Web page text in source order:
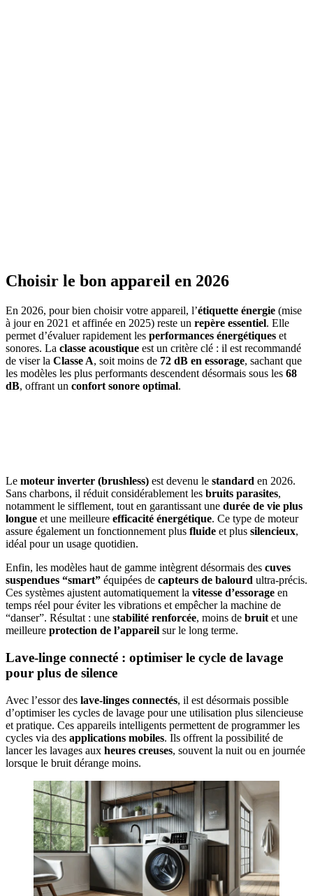
Choisir le bon appareil en 2026
En 2026, pour bien choisir votre appareil, l’étiquette énergie (mise
à jour en 2021 et affinée en 2025) reste un repère essentiel. Elle
permet d’évaluer rapidement les performances énergétiques et
sonores. La classe acoustique est un critère clé : il est recommandé
de viser la Classe A, soit moins de 72 dB en essorage, sachant que
les modèles les plus performants descendent désormais sous les 68
dB, offrant un confort sonore optimal.
Le moteur inverter (brushless) est devenu le standard en 2026.
Sans charbons, il réduit considérablement les bruits parasites,
notamment le sifflement, tout en garantissant une durée de vie plus
longue et une meilleure efficacité énergétique. Ce type de moteur
assure également un fonctionnement plus fluide et plus silencieux,
idéal pour un usage quotidien.
Enfin, les modèles haut de gamme intègrent désormais des cuves
suspendues “smart” équipées de capteurs de balourd ultra-précis.
Ces systèmes ajustent automatiquement la vitesse d’essorage en
temps réel pour éviter les vibrations et empêcher la machine de
“danser”. Résultat : une stabilité renforcée, moins de bruit et une
meilleure protection de l’appareil sur le long terme.
Lave-linge connecté : optimiser le cycle de lavage
pour plus de silence
Avec l’essor des lave-linges connectés, il est désormais possible
d’optimiser les cycles de lavage pour une utilisation plus silencieuse
et pratique. Ces appareils intelligents permettent de programmer les
cycles via des applications mobiles. Ils offrent la possibilité de
lancer les lavages aux heures creuses, souvent la nuit ou en journée
lorsque le bruit dérange moins.